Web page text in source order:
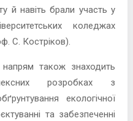
й навіть брали участь у
коледжах
С. Костріков).
також знаходить
розробках з
екологічної
та забезпеченні